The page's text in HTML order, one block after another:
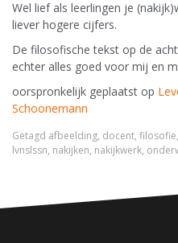
Wel lief als leerlingen je
liever hogere cijfers.
De filosofische tekst op de
echter alles goed voor mij en
oorspronkelijk geplaatst op
Schoonemann
Getagd afbeelding, docent, filosofie,
lvnslssn, nakijken, nakijkwerk,